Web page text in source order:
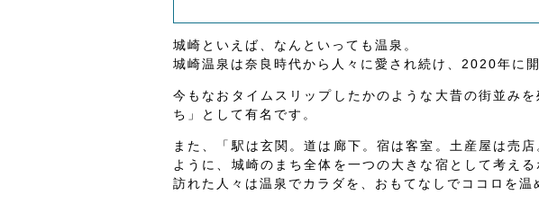
城崎といえば、なんといっても温泉。
城崎温泉は奈良時代から人々に愛され続け、2020年に
今もなおタイムスリップしたかのような大昔の街並み
ち」として有名です。
また、「駅は玄関。道は廊下。宿は客室。土産屋は売
ように、城崎のまち全体を一つの大きな宿として考え
訪れた人々は温泉でカラダを、おもてなしでココロを温